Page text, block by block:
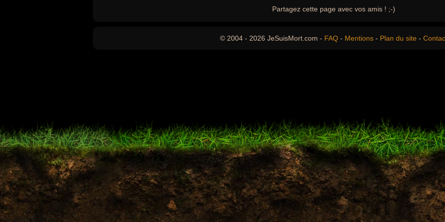
Partagez cette page avec vos amis ! ;-)
© 2004 - 2026 JeSuisMort.com - FAQ - Mentions - Plan du site -